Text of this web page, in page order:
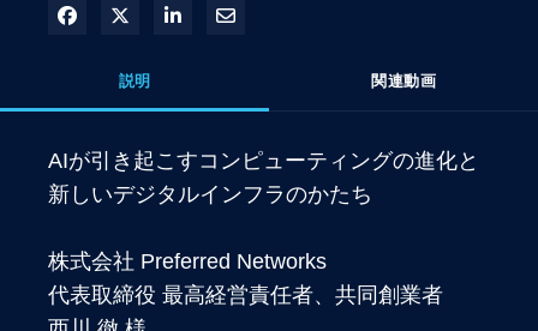
Facebook で共有
Xで共有する
LinkedIn で共有
電子メールで共有
説明 関連動画
AIが引き起こすコンピューティングの進化と
新しいデジタルインフラのかたち
株式会社 Preferred Networks
代表取締役 最高経営責任者、共同創業者